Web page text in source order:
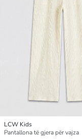
LCW Kids
Pantallona të gjera për vajza